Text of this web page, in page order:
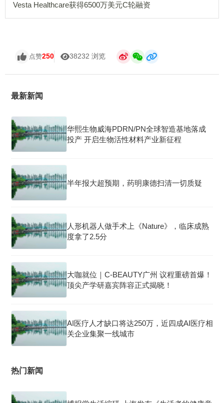
Vesta Healthcare获得6500万美元C轮融资
点赞250 38232 浏览
最新新闻
华熙生物威海PDRN/PN全球智造基地落成
投产 开启生物活性材料产业新征程
半年报大超预期，药明康德扫清一切质疑
人形机器人做手术上《Nature》，临床成熟
度拿了2.5分
大咖就位｜C-BEAUTY广州 议程重磅首爆！
顶尖产学研嘉宾阵容正式揭晓！
AI医疗人才缺口将达250万，近四成AI医疗相
关企业集聚一线城市
热门新闻